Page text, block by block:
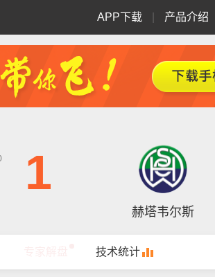
APP下载 产品介绍
1
赫塔韦尔斯
技术统计